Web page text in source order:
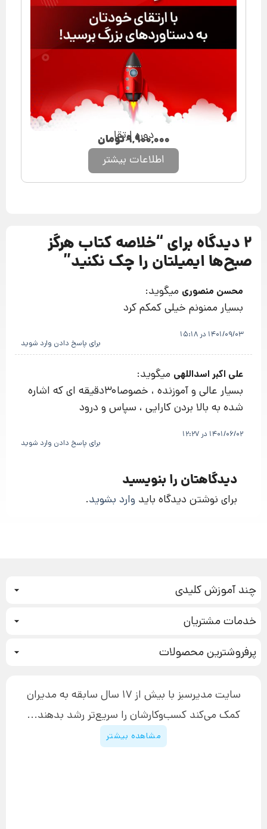
دوره ارتقا
۹,۹۰۰,۰۰۰تومان
اطلاعات بیشتر
2 دیدگاه برای “ خلاصه کتاب هرگز
صبح‌‎ها ایمیلتان را چک نکنید ”
محسن منصوری میگوید:
بسیار ممنونم خیلی کمکم کرد
1401/09/03 در 15:18
برای پاسخ دادن وارد شوید
علی اکبر اسداللهی میگوید:
بسیار عالی و آموزنده ، خصوصا30دقیقه ای که اشاره
شده به بالا بردن کارایی ، سپاس و درود
1401/06/02 در 12:27
برای پاسخ دادن وارد شوید
دیدگاهتان را بنویسید
برای نوشتن دیدگاه باید وارد بشوید.
چند آموزش کلیدی
بازاریابی عصبی
تبلیغ نویسی
افزایش عملکرد
چگونه کتاب بنویسیم
دوره اینستاگرام
خدمات مشتریان
آموزش دسترسی به دانلود فایل‌ها
پیگیری سفارش
پشتیبانی
قوانین و مقررات سایت
پرفروشترین محصولاتدوره جدید سیستم سازی
سایت مدیرسبز با بیش از 17 سال سابقه به مدیران
کمک می‌کند کسب‌و‌کارشان را سریع‌تر رشد بدهند...
مشاهده بیشتر